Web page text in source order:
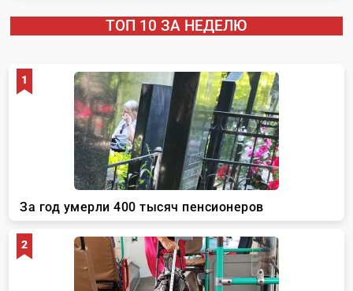
ТОП 10 ЗА НЕДЕЛЮ